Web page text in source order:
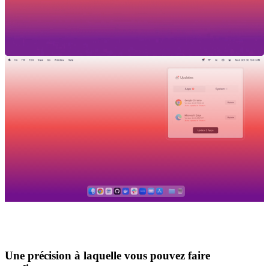
Une précision à laquelle vous pouvez faire